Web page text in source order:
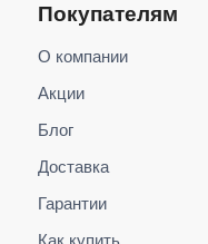
Покупателям
О компании
Акции
Блог
Доставка
Гарантии
Как купить